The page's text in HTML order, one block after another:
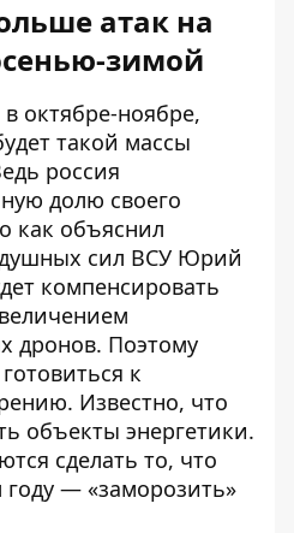
атак на
зимой
октябре-ноябре,
такой массы
россия
долю своего
как объяснил
сил ВСУ Юрий
компенсировать
дронов. Поэтому
к
Известно, что
объекты энергетики.
сделать то, что
— «заморозить»